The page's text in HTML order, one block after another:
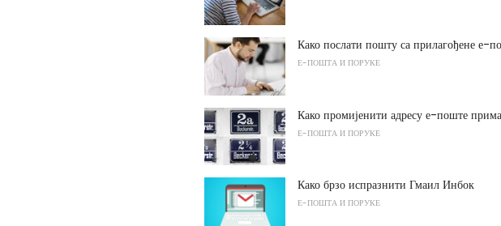
Како послати пошту са прилагођене е-
Е-ПОШТА И ПОРУКЕ
Како промијенити адресу е-поште
Е-ПОШТА И ПОРУКЕ
Како брзо испразнити Гмаил Инбок
Е-ПОШТА И ПОРУКЕ